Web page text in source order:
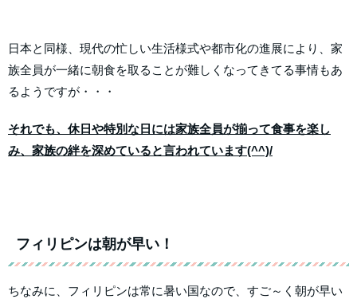
日本と同様、現代の忙しい生活様式や都市化の進展により、家
族全員が一緒に朝食を取ることが難しくなってきてる事情もあ
るようですが・・・
それでも、休日や特別な日には家族全員が揃って食事を楽し
み、家族の絆を深めていると言われています(^^)/
フィリピンは朝が早い！
ちなみに、フィリピンは常に暑い国なので、すご～く朝が早い